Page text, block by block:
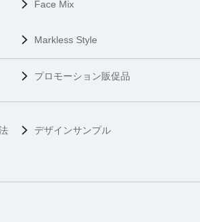
Face Mix
Markless Style
プロモーション販促品
デザインサンプル